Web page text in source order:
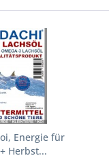
Energie für
Herbst...